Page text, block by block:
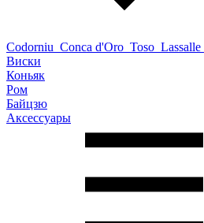
Codorniu Conca d'Oro Toso Lassalle
Виски
Коньяк
Ром
Байцзю
Аксессуары